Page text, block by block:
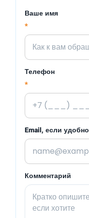
Ваше имя
*
Телефон
*
Email, если удобно
Комментарий